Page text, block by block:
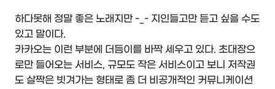
하다못해 정말 좋은 노래지만 -_- 지인들고만 듣고 싶을 수도
있고 말이다.
카카오는 이런 부분에 더듬이를 바짝 세우고 있다. 초대장으
로만 들어오는 서비스, 규모도 작은 서비스이고 보니 저작권
도 살짝은 빗겨가는 형태로 좀 더 비공개적인 커뮤니케이션